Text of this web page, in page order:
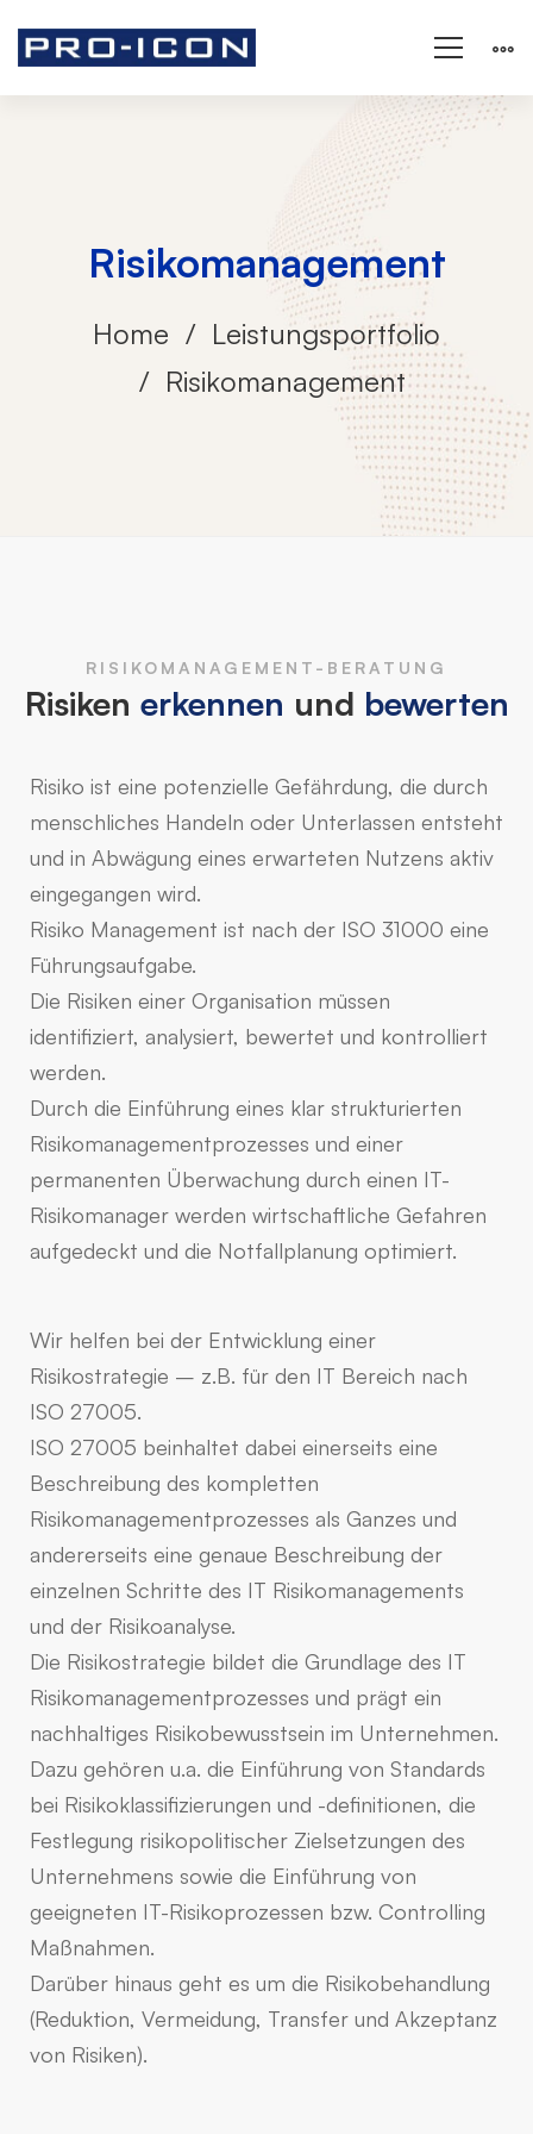
Risikomanagement
Home
Leistungsportfolio
Risikomanagement
RISIKOMANAGEMENT-BERATUNG
Risiken erkennen und bewerten
Risiko ist eine potenzielle Gefährdung, die durch
menschliches Handeln oder Unterlassen entsteht
und in Abwägung eines erwarteten Nutzens aktiv
eingegangen wird.
Risiko Management ist nach der ISO 31000 eine
Führungsaufgabe.
Die Risiken einer Organisation müssen
identifiziert, analysiert, bewertet und kontrolliert
werden.
Durch die Einführung eines klar strukturierten
Risikomanagementprozesses und einer
permanenten Überwachung durch einen IT-
Risikomanager werden wirtschaftliche Gefahren
aufgedeckt und die Notfallplanung optimiert.
Wir helfen bei der Entwicklung einer
Risikostrategie – z.B. für den IT Bereich nach
ISO 27005.
ISO 27005 beinhaltet dabei einerseits eine
Beschreibung des kompletten
Risikomanagementprozesses als Ganzes und
andererseits eine genaue Beschreibung der
einzelnen Schritte des IT Risikomanagements
und der Risikoanalyse.
Die Risikostrategie bildet die Grundlage des IT
Risikomanagementprozesses und prägt ein
nachhaltiges Risikobewusstsein im Unternehmen.
Dazu gehören u.a. die Einführung von Standards
bei Risikoklassifizierungen und -definitionen, die
Festlegung risikopolitischer Zielsetzungen des
Unternehmens sowie die Einführung von
geeigneten IT-Risikoprozessen bzw. Controlling
Maßnahmen.
Darüber hinaus geht es um die Risikobehandlung
(Reduktion, Vermeidung, Transfer und Akzeptanz
von Risiken).